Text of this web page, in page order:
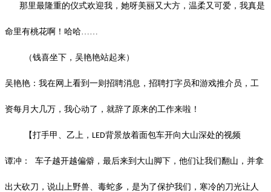
那里最隆重的仪式欢迎我，她呀美丽又大方，温柔又可爱，我真是
命里有桃花啊！哈哈
（钱喜坐下，吴艳艳站起来）
吴艳艳：我在网上看到一则招聘消息，招聘打字员和游戏推介员，工
资每月大几万，我心动了，就辞了原来的工作来啦！
【打手甲、乙上， LED背景放着面包车开向大山深处的视频
谭冲： 车子越开越偏僻，最后来到大山脚下，他们让我们翻山，并拿
出大砍刀，说山上野兽、毒蛇多，是为了保护我们，寒冷的刀光让人